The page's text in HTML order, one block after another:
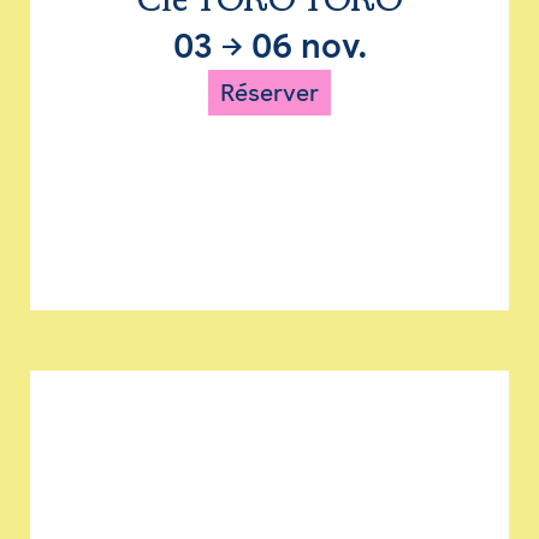
03 → 06 nov.
Réserver